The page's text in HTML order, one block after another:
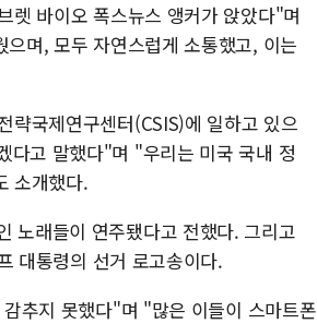
렛 바이오 폭스뉴스 앵커가 앉았다"며
며, 모두 자연스럽게 소통했고, 이는
략국제연구센터(CSIS)에 일하고 있으
다고 말했다"며 "우리는 미국 국내 정
소개했다.
노래들이 연주됐다고 전했다. 그리고
대통령의 선거 로고송이다.
추지 못했다"며 "많은 이들이 스마트폰